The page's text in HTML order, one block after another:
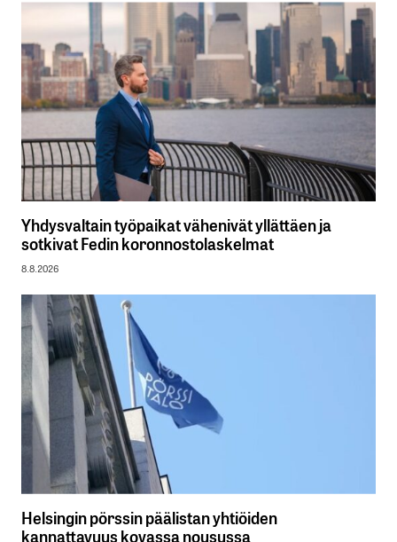
Yhdysvaltain työpaikat vähenivät yllättäen ja
sotkivat Fedin koronnostolaskelmat
8.8.2026
Helsingin pörssin päälistan yhtiöiden
kannattavuus kovassa nousussa